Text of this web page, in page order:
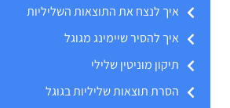
איך לנצח את התוצאות השליליות
איך להסיר שיימינג מגוגל
תיקון מוניטין שלילי
הסרת תוצאות שליליות בגוגל